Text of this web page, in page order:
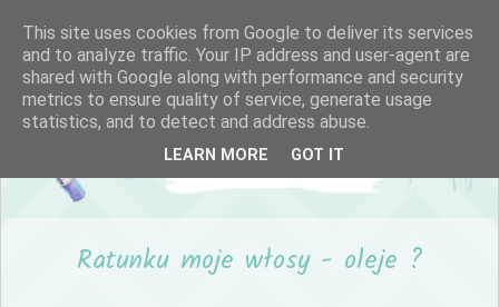
Ratunku moje włosy - oleje ?
This site uses cookies from Google to deliver its services
and to analyze traffic. Your IP address and user-agent are
shared with Google along with performance and security
metrics to ensure quality of service, generate usage
statistics, and to detect and address abuse.
LEARN MORE GOT IT